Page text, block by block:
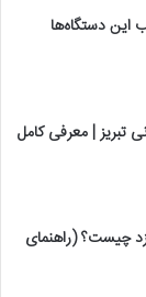
این دستگاه‌ها
چیست؟ (راهنمای